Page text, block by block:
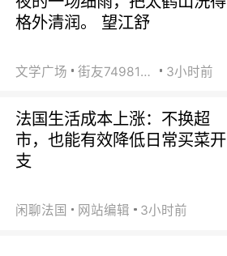
格外清润。 望江舒
文学广场 街友74981146 3小时前
法国生活成本上涨：不换超
市，也能有效降低日常买菜开
支
闲聊法国 网站编辑 3小时前